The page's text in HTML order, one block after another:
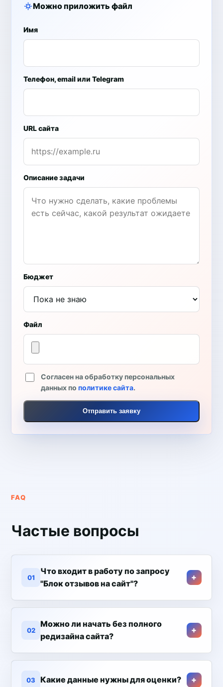
Можно приложить файл
Имя
Телефон, email или Telegram
URL сайта
Описание задачи
Бюджет
Файл
Согласен на обработку персональных
данных пополитике сайта.
Отправить заявку
FAQ
Частые вопросы
01
Что входит в работу по запросу
"Блок отзывов на сайт"?
02
Можно ли начать без полного
редизайна сайта?
03 Какие данные нужны для оценки?